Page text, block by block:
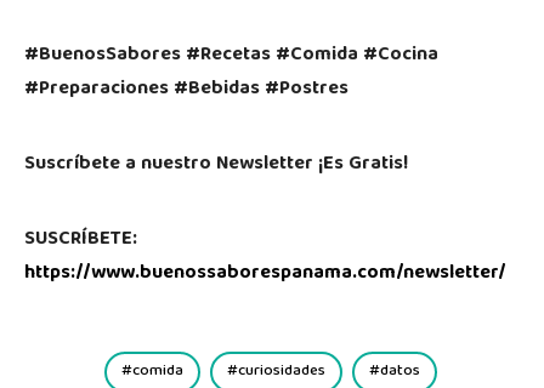
#BuenosSabores #Recetas #Comida #Cocina
#Preparaciones #Bebidas #Postres
Suscríbete a nuestro Newsletter ¡Es Gratis!
SUSCRÍBETE:
https://www.buenossaborespanama.com/newsletter/
comida curiosidades datos